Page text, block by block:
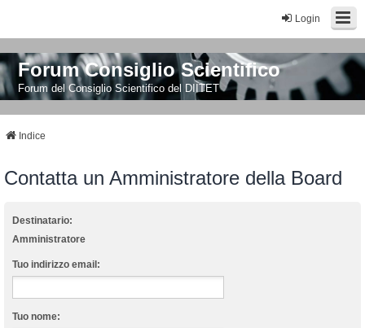
Login
Forum Consiglio Scientifico
Forum del Consiglio Scientifico del DIITET
Indice
Contatta un Amministratore della Board
Destinatario:
Amministratore
Tuo indirizzo email:
Tuo nome: